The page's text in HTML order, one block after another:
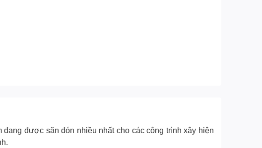
được săn đón nhiều nhất cho các công trình xây hiện